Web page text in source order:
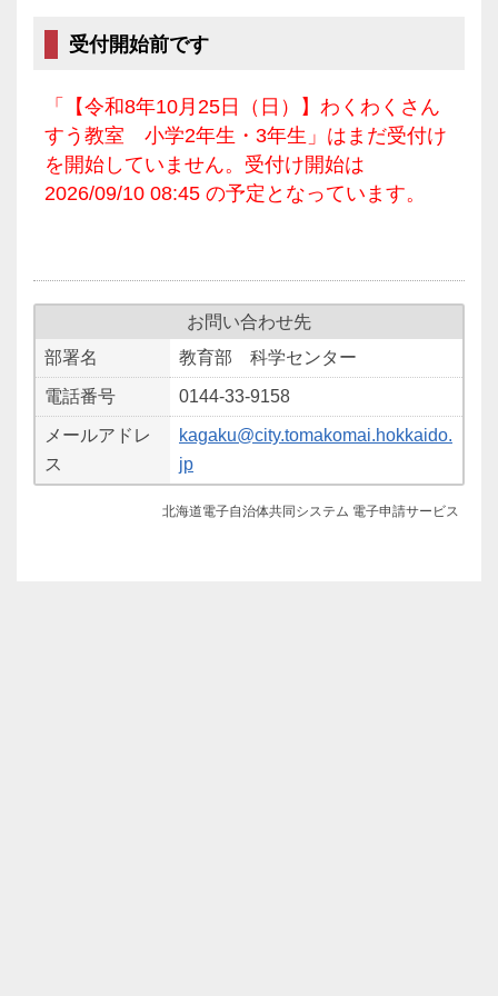
受付開始前です
「【令和8年10月25日（日）】わくわくさん
すう教室 小学2年生・3年生」はまだ受付け
を開始していません。受付け開始は
2026/09/10 08:45 の予定となっています。
お問い合わせ先
部署名
教育部 科学センター
電話番号 0144-33-9158
メールアドレ
ス
kagaku@city.tomakomai.hokkaido.
jp
北海道電子自治体共同システム 電子申請サービス